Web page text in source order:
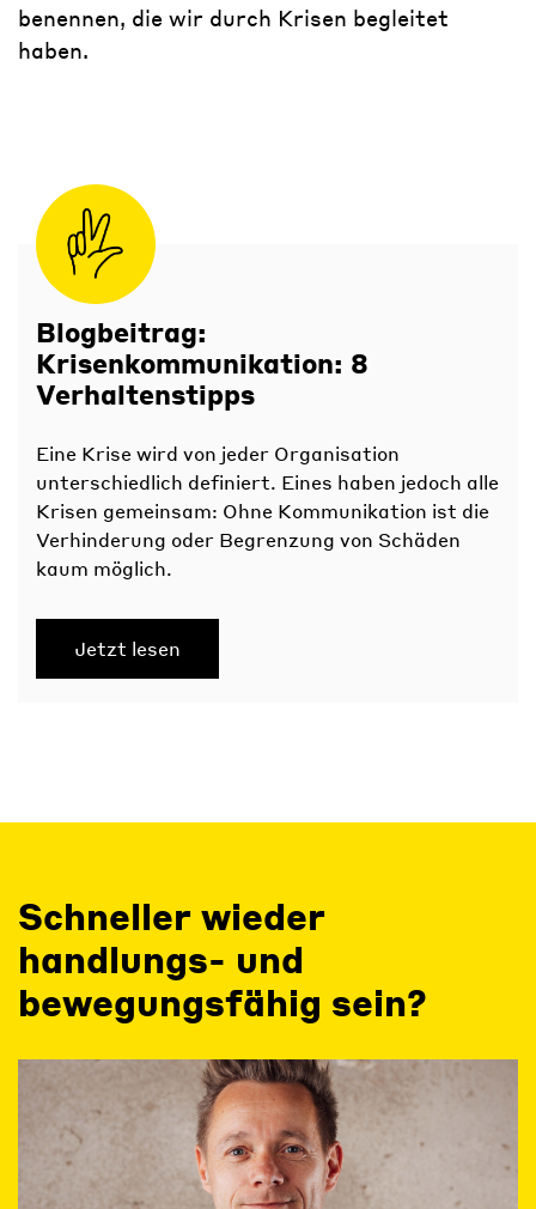
benennen, die wir durch Krisen begleitet
haben.
Blogbeitrag:
Krisenkommunikation: 8
Verhaltenstipps
Eine Krise wird von jeder Organisation
unterschiedlich definiert. Eines haben jedoch alle
Krisen gemeinsam: Ohne Kommunikation ist die
Verhinderung oder Begrenzung von Schäden
kaum möglich.
Jetzt lesen
Schneller wieder
handlungs- und
bewegungsfähig sein?